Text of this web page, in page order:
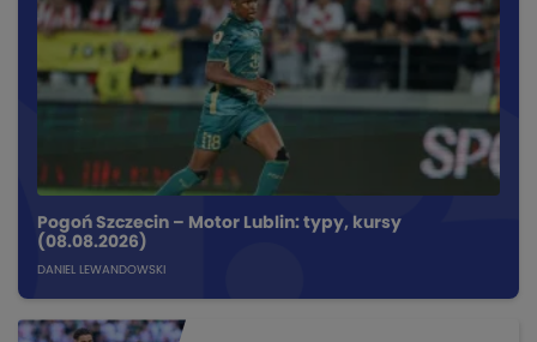
Pogoń Szczecin – Motor Lublin: typy, kursy
(08.08.2026)
DANIEL LEWANDOWSKI